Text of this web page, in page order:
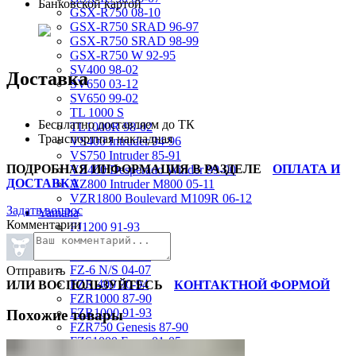
GSX-R750 08-10
GSX-R750 SRAD 96-97
GSX-R750 SRAD 98-99
GSX-R750 W 92-95
SV400 98-02
SV650 03-12
SV650 99-02
TL 1000 S
TL1000R 98-02
VS400 Intruder 94-96
VS750 Intruder 85-91
VZ400 Desperado Winder 99-00
VZ800 Intruder M800 05-11
VZR1800 Boulevard M109R 06-12
Yamaha
FJ1200 91-93
FJR1300 06-12
FZ-6 N/S 04-07
FZR 400 90-94
FZR1000 87-90
FZR1000 91-93
FZR750 Genesis 87-90
FZS1000 Fazer 01-05
Банковской картой
Доставка
Бесплатно доставляем до ТК
Транспортная накладная
ПОДРОБНАЯ ИНФОРМАЦИЯ В РАЗДЕЛЕ
ОПЛАТА И
ДОСТАВКА
Задать вопрос
Комментарии
Отправить
ИЛИ ВОСПОЛЬЗУЙТЕСЬ
КОНТАКТНОЙ ФОРМОЙ
Похожие товары